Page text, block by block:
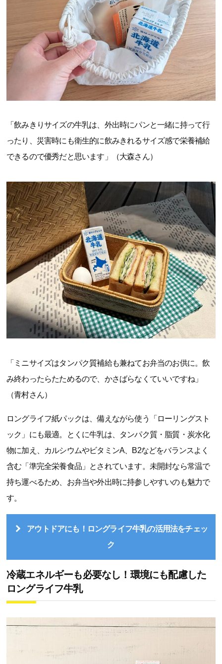
「飲みきりサイズの牛乳は、外出時にパンと一緒に持って行
ったり、災害時にも衛生的に飲みきれるサイズ感で栄養補給
できるので優秀だと思います」（大森さん）
「ミニサイズはタンパク質補給も兼ねてお弁当のお供に。飲
み終わったらたためるので、かさばらなくていいですね」
（青村さん）
ロングライフ紙パックは、備えながら使う「ローリングスト
ック」にも最適。とくに牛乳は、タンパク質・脂質・炭水化
物に加え、カルシウムやビタミンA、B2などをバランスよく
含む「準完全栄養食品」とされています。未開封なら常温で
持ち運べるため、お弁当や外出時に持参しやすいのも魅力で
す。
アウトドアにも！ロングライフ牛乳の活用法をチェッ
ク
冷蔵エネルギーも必要なし！環境にも配慮した
ロングライフ牛乳